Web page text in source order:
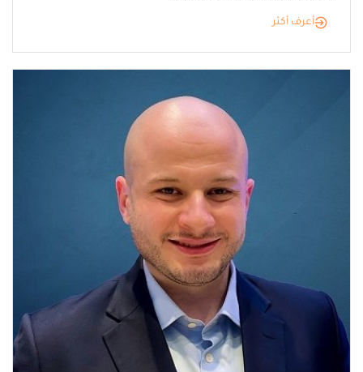
أعرف أكثر